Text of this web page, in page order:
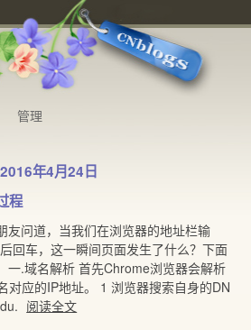
管理
2016年4月24日
程
友问道，当我们在浏览器的地址栏输
回车，这一瞬间页面发生了什么？下面
一.域名解析 首先Chrome浏览器会解析
对应的IP地址。 1 浏览器搜索自身的DN
阅读全文